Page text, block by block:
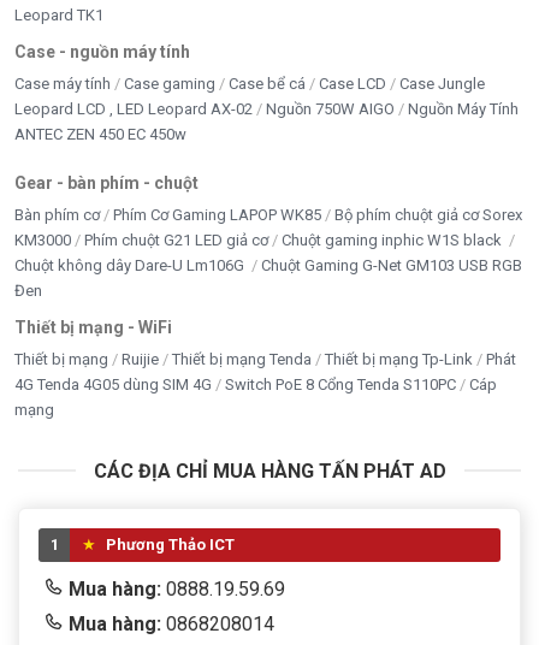
Leopard TK1
Case - nguồn máy tính
Case máy tính Case gaming Case bể cá Case LCD
Case Jungle
Leopard LCD , LED Leopard AX-02
Nguồn 750W AIGO
Nguồn Máy Tính
ANTEC ZEN 450 EC 450w
Gear - bàn phím - chuột
Bàn phím cơ Phím Cơ Gaming LAPOP WK85
Bộ phím chuột giả cơ Sorex
KM3000
Phím chuột G21 LED giả cơ
Chuột gaming inphic W1S black
Chuột không dây Dare-U Lm106G
Chuột Gaming G-Net GM103 USB RGB
Đen
Thiết bị mạng - WiFi
Thiết bị mạng Ruijie Thiết bị mạng Tenda Thiết bị mạng Tp-Link
Phát
4G Tenda 4G05 dùng SIM 4G
Switch PoE 8 Cổng Tenda S110PC
Cáp
mạng
CÁC ĐỊA CHỈ MUA HÀNG TẤN PHÁT AD
1 Phương Thảo ICT
Mua hàng: 0888.19.59.69
Mua hàng: 0868208014